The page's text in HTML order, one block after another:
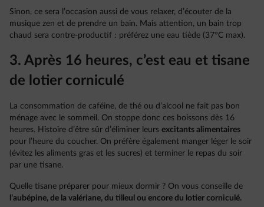
Sinon, ce sera l’occasion aussi de vous relaxer, d’écouter de la
musique zen et de prendre un bain. Mais attention, un bain trop
chaud sera contre-productif : préférez une eau tiède (37°C max).
3. Après 16 heures, c’est eau et tisane
de lotier corniculé
La consommation de caféine, de thé ou d’alcool ne fait pas bon
ménage avec le sommeil. On stoppe donc ces boissons dès 16
heures. Histoire d’être sûr d’éliminer leurs excitants alimentaires
pour l’heure du coucher. On préfère également manger léger le soir
(évitez les aliments gras et les sucres) et terminer le repas du soir
par une tisane.
Quelle tisane préparer pour mieux dormir ? On vous conseille de
l’aubépine, de la valériane, du tilleul ou encore du lotier corniculé.